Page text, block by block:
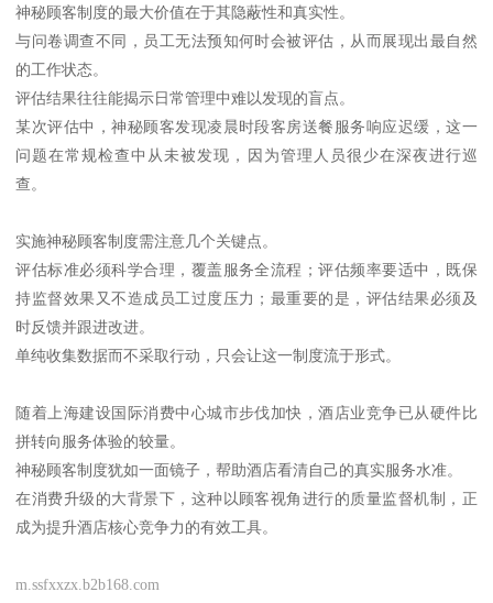
神秘顾客制度的最大价值在于其隐蔽性和真实性。
与问卷调查不同，员工无法预知何时会被评估，从而展现出最自然
的工作状态。
评估结果往往能揭示日常管理中难以发现的盲点。
某次评估中，神秘顾客发现凌晨时段客房送餐服务响应迟缓，这一
问题在常规检查中从未被发现，因为管理人员很少在深夜进行巡
查。
实施神秘顾客制度需注意几个关键点。
评估标准必须科学合理，覆盖服务全流程；评估频率要适中，既保
持监督效果又不造成员工过度压力；最重要的是，评估结果必须及
时反馈并跟进改进。
单纯收集数据而不采取行动，只会让这一制度流于形式。
随着上海建设国际消费中心城市步伐加快，酒店业竞争已从硬件比
拼转向服务体验的较量。
神秘顾客制度犹如一面镜子，帮助酒店看清自己的真实服务水准。
在消费升级的大背景下，这种以顾客视角进行的质量监督机制，正
成为提升酒店核心竞争力的有效工具。
m.ssfxxzx.b2b168.com